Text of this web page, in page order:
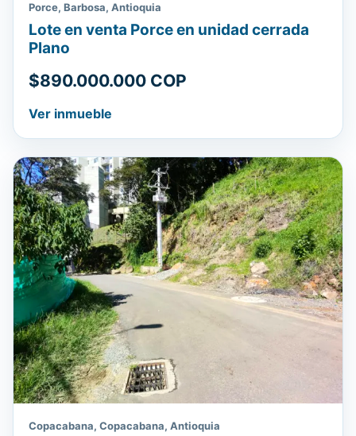
Porce, Barbosa, Antioquia
Lote en venta Porce en unidad cerrada
Plano
$890.000.000 COP
Ver inmueble
Copacabana, Copacabana, Antioquia